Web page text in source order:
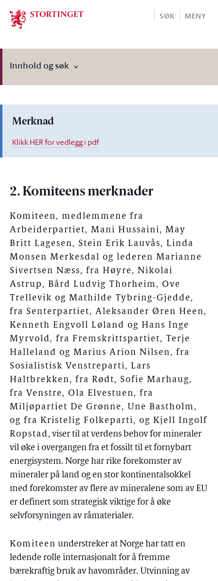
Stortinget.no
SØK MENY
Innhold og søk
Merknad
Klikk HER for vedlegg i pdf
2. Komiteens merknader
Komiteen, medlemmene fra
Arbeiderpartiet, Mani Hussaini, May
Britt Lagesen, Stein Erik Lauvås, Linda
Monsen Merkesdal og lederen Marianne
Sivertsen Næss, fra Høyre, Nikolai
Astrup, Bård Ludvig Thorheim, Ove
Trellevik og Mathilde Tybring-Gjedde,
fra Senterpartiet, Aleksander Øren Heen,
Kenneth Engvoll Løland og Hans Inge
Myrvold, fra Fremskrittspartiet, Terje
Halleland og Marius Arion Nilsen, fra
Sosialistisk Venstreparti, Lars
Haltbrekken, fra Rødt, Sofie Marhaug,
fra Venstre, Ola Elvestuen, fra
Miljøpartiet De Grønne, Une Bastholm,
og fra Kristelig Folkeparti, og Kjell Ingolf
Ropstad, viser til at verdens behov for mineraler
vil øke i overgangen fra et fossilt til et fornybart
energisystem. Norge har rike forekomster av
mineraler på land og en stor kontinentalsokkel
med forekomster av flere av mineralene som av EU
er definert som strategisk viktige for å øke
selvforsyningen av råmaterialer.
Komiteen understreker at Norge har tatt en
ledende rolle internasjonalt for å fremme
bærekraftig bruk av havområder. Utvinning av